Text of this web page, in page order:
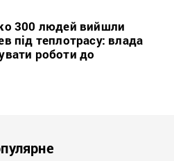
300 людей вийшли
під теплотрасу: влада
роботи до